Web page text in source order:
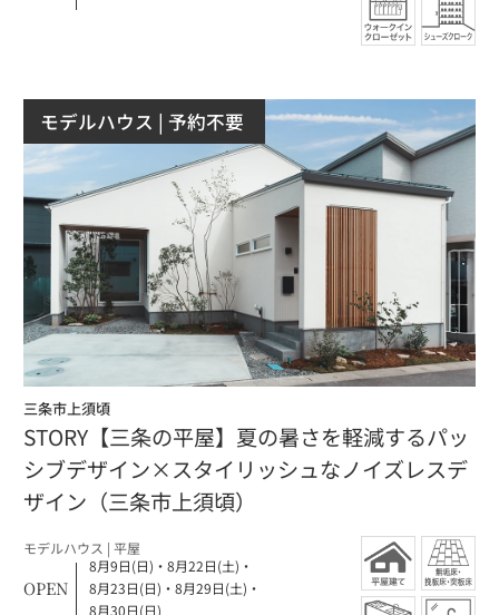
モデルハウス | 予約不要
三条市上須頃
STORY【三条の平屋】夏の暑さを軽減するパッ
シブデザイン×スタイリッシュなノイズレスデ
ザイン（三条市上須頃）
モデルハウス | 平屋
OPEN
8月9日(日) ・ 8月22日(土) ・
8月23日(日) ・ 8月29日(土) ・
8月30日(日)